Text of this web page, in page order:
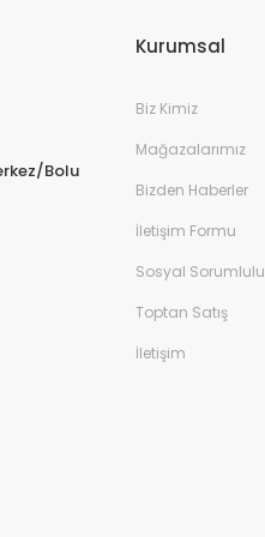
Bolu
Kurumsal
Biz Kimiz
Mağazalarımız
Bizden Haberler
İletişim Formu
Sosyal
Toptan Satış
İletişim